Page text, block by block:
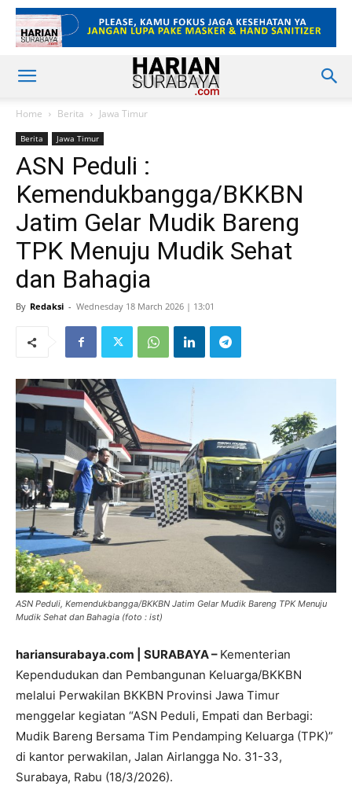
Home Berita Jawa Timur
Berita Jawa Timur
ASN Peduli :
Kemendukbangga/BKKBN
Jatim Gelar Mudik Bareng
TPK Menuju Mudik Sehat
dan Bahagia
By Redaksi - Wednesday 18 March 2026 | 13:01
ASN Peduli, Kemendukbangga/BKKBN Jatim Gelar Mudik Bareng TPK Menuju
Mudik Sehat dan Bahagia (foto : ist)
hariansurabaya.com | SURABAYA – Kementerian
Kependudukan dan Pembangunan Keluarga/BKKBN
melalui Perwakilan BKKBN Provinsi Jawa Timur
menggelar kegiatan “ASN Peduli, Empati dan Berbagi:
Mudik Bareng Bersama Tim Pendamping Keluarga (TPK)”
di kantor perwakilan, Jalan Airlangga No. 31-33,
Surabaya, Rabu (18/3/2026).